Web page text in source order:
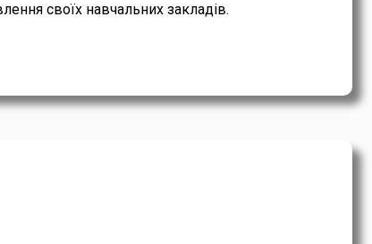
своїх навчальних закладів.